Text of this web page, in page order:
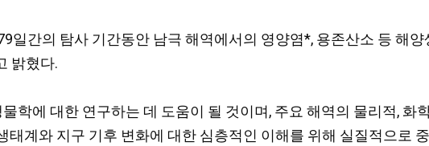
일간의 탐사 기간동안 남극 해역에서의 영양염*, 용존산소 등 해양
밝혔다.
학에 대한 연구하는 데 도움이 될 것이며, 주요 해역의 물리적, 화
계와 지구 기후 변화에 대한 심층적인 이해를 위해 실질적으로